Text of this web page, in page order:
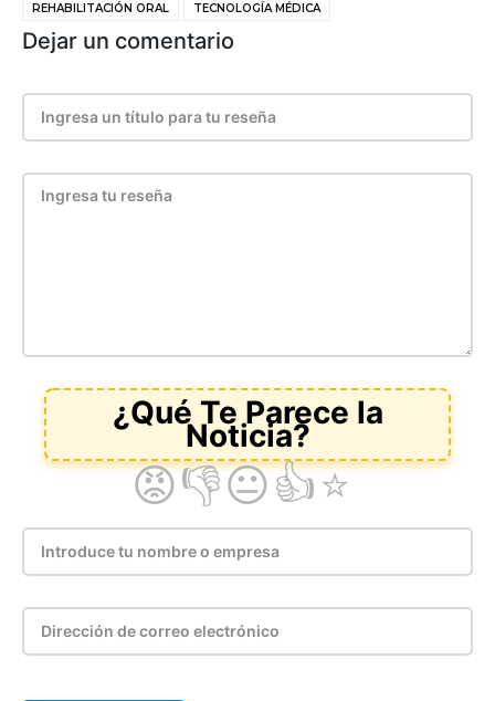
REHABILITACIÓN ORAL TECNOLOGÍA MÉDICA
Dejar un comentario